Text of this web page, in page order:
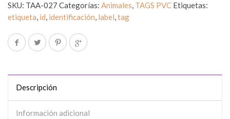
SKU: TAA-027 Categorías: Animales, TAGS PVC Etiquetas:
etiqueta, id, identificación, label,tag
Descripción
Información adicional